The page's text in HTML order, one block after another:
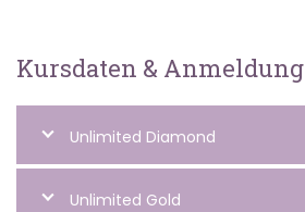
Kursdaten & Anmeldung
Unlimited Diamond
Unlimited Gold